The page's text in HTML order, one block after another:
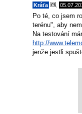
Kráťa
Po té, co jsem
terénu", aby
Na testování
http://
jenže jestli